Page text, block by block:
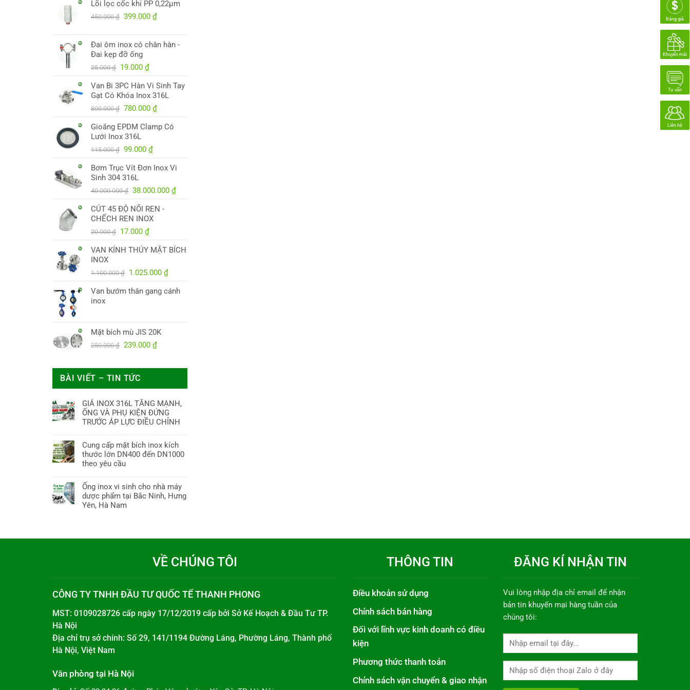
là:
250.000 ₫.
tại
là:
Lõi lọc cốc khí PP 0,22µm
450.000₫ Giá
450.000 ₫.
399.000 ₫Giá
là:
Đai ôm inox có chân hàn -
Đai kẹp đỡ ống
25.000₫ Giá
là:
25.000 ₫.
19.000 ₫Giá
tại
là:
19.000 ₫.
Van Bi 3PC Hàn Vi Sinh Tay
Gạt Có Khóa Inox 316L
800.000₫ Giá
là:
800.000 ₫.
780.000 ₫Giá
tại
Gioăng EPDM Clamp Có
Lưới Inox 316L
115.000₫ Giá
là:
115.000 ₫.
99.000 ₫Giá
tại
99.000 ₫.
Bơm Trục Vít Đơn Inox Vi
Sinh 304 316L
40.000.000₫ Giá
là:
40.000.000 ₫.
38.000.000 ₫Giá
CÚT 45 ĐỘ NỐI REN -
CHẾCH REN INOX
20.000₫ Giá
là:
17.000 ₫Giá
tại
17.000 ₫.
VAN KÍNH THỦY MẶT BÍCH
INOX
1.100.000₫ Giá
là:
1.025.000 ₫Giá
tại
Van bướm thân gang cánh
inox
Mặt bích mù JIS 20K
250.000₫ Giá
250.000 ₫.
239.000 ₫Giá
BÀI VIẾT – TIN TỨC
GIÁ INOX 316L TĂNG MẠNH,
ỐNG VÀ PHỤ KIỆN ĐỨNG
TRƯỚC ÁP LỰC ĐIỀU CHỈNH
Cung cấp mặt bích inox kích
thước lớn DN400 đến DN1000
theo yêu cầu
Ống inox vi sinh cho nhà máy
dược phẩm tại Bắc Ninh, Hưng
Yên, Hà Nam
VỀ CHÚNG TÔI
CÔNG TY TNHH ĐẦU TƯ QUỐC TẾ THANH PHONG
MST: 0109028726 cấp ngày 17/12/2019 cấp bởi Sở Kế Hoạch & Đầu Tư TP.
Hà Nội
Địa chỉ trụ sở chính: Số 29, 141/1194 Đường Láng, Phường Láng, Thành phố
Hà Nội, Việt Nam
Văn phòng tại Hà Nội
THÔNG TIN
Điều khoản sử dụng
Chính sách bán hàng
Đối với lĩnh vực kinh doanh có điều
kiện
Phương thức thanh toán
Chính sách vận chuyển & giao nhận
ĐĂNG KÍ NHẬN TIN
Vui lòng nhập địa chỉ email để nhận
bản tin khuyến mại hàng tuần của
chúng tôi:
Bảng giá
Khuyến mãi
Tư vấn
Liên hệ